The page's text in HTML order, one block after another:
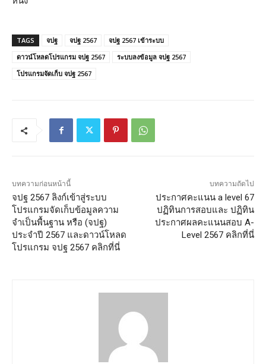
TAGS จปฐ จปฐ 2567
จปฐ 2567 เข้าระบบ
ดาวน์โหลดโปรแกรม จปฐ 2567
ระบบลงข้อมูล จปฐ 2567
โปรแกรมจัดเก็บ จปฐ 2567
บทความก่อนหน้านี้
จปฐ 2567 ลิงก์เข้าสู่ระบบ
โปรแกรมจัดเก็บข้อมูลความ
จำเป็นพื้นฐาน หรือ (จปฐ)
ประจำปี 2567 และดาวน์โหลด
โปรแกรม จปฐ 2567 คลิกที่นี่
บทความถัดไป
ประกาศคะแนน a level 67
ปฏิทินการสอบและ ปฏิทิน
ประกาศผลคะแนนสอบ A-
Level 2567 คลิกที่นี่